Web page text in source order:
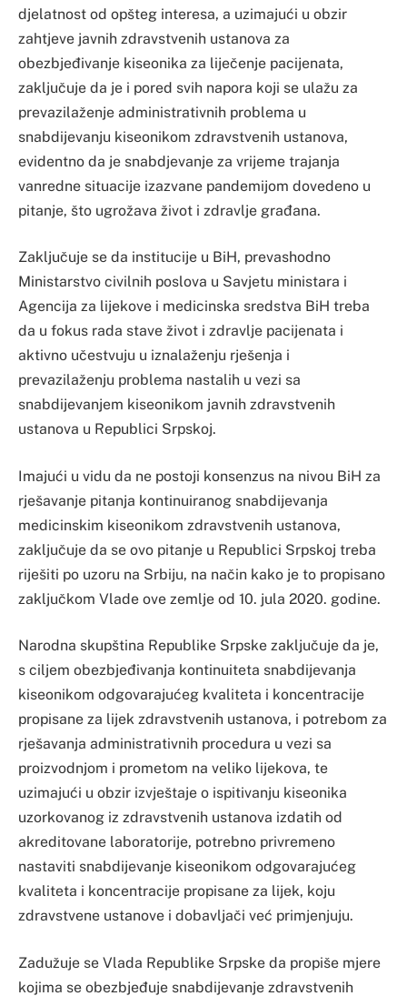
djelatnost od opšteg interesa, a uzimajući u obzir
zahtjeve javnih zdravstvenih ustanova za
obezbjeđivanje kiseonika za liječenje pacijenata,
zaključuje da je i pored svih napora koji se ulažu za
prevazilaženje administrativnih problema u
snabdijevanju kiseonikom zdravstvenih ustanova,
evidentno da je snabdjevanje za vrijeme trajanja
vanredne situacije izazvane pandemijom dovedeno u
pitanje, što ugrožava život i zdravlje građana.
Zaključuje se da institucije u BiH, prevashodno
Ministarstvo civilnih poslova u Savjetu ministara i
Agencija za lijekove i medicinska sredstva BiH treba
da u fokus rada stave život i zdravlje pacijenata i
aktivno učestvuju u iznalaženju rješenja i
prevazilaženju problema nastalih u vezi sa
snabdijevanjem kiseonikom javnih zdravstvenih
ustanova u Republici Srpskoj.
Imajući u vidu da ne postoji konsenzus na nivou BiH za
rješavanje pitanja kontinuiranog snabdijevanja
medicinskim kiseonikom zdravstvenih ustanova,
zaključuje da se ovo pitanje u Republici Srpskoj treba
riješiti po uzoru na Srbiju, na način kako je to propisano
zaključkom Vlade ove zemlje od 10. jula 2020. godine.
Narodna skupština Republike Srpske zaključuje da je,
s ciljem obezbjeđivanja kontinuiteta snabdijevanja
kiseonikom odgovarajućeg kvaliteta i koncentracije
propisane za lijek zdravstvenih ustanova, i potrebom za
rješavanja administrativnih procedura u vezi sa
proizvodnjom i prometom na veliko lijekova, te
uzimajući u obzir izvještaje o ispitivanju kiseonika
uzorkovanog iz zdravstvenih ustanova izdatih od
akreditovane laboratorije, potrebno privremeno
nastaviti snabdijevanje kiseonikom odgovarajućeg
kvaliteta i koncentracije propisane za lijek, koju
zdravstvene ustanove i dobavljači već primjenjuju.
Zadužuje se Vlada Republike Srpske da propiše mjere
kojima se obezbjeđuje snabdijevanje zdravstvenih